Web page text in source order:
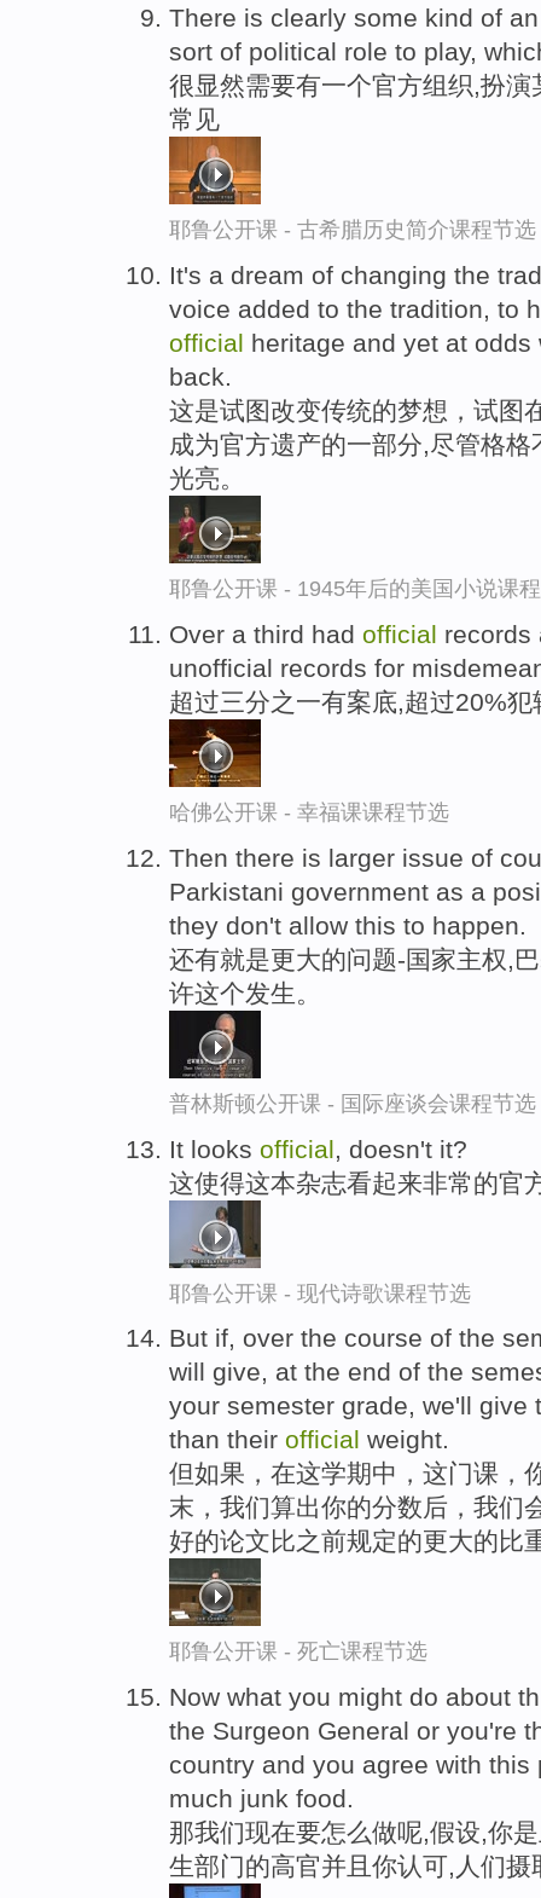
There is clearly some kind of
sort of political role to play,
很显然需要有一个官方组织,扮
常见
耶鲁公开课 - 古希腊历史简介课程节选
It's a dream of changing the
voice added to the tradition, to
official heritage and yet at
back.
这是试图改变传统的梦想，试图
成为官方遗产的一部分,尽管格
光亮。
耶鲁公开课 - 1945年后的美国小说课
Over a third had official records
unofficial records for
超过三分之一有案底,超过20%
哈佛公开课 - 幸福课课程节选
Then there is larger issue of
Parkistani government as a
they don't allow this to happen.
还有就是更大的问题-国家主权,
许这个发生。
普林斯顿公开课 - 国际座谈会课程节选
It looks official , doesn't it?
这使得这本杂志看起来非常的官
耶鲁公开课 - 现代诗歌课程节选
But if, over the course of the
will give, at the end of the
your semester grade, we'll give
than their official weight.
但如果，在这学期中，这门课，
末，我们算出你的分数后，我们
好的论文比之前规定的更大的比
耶鲁公开课 - 死亡课程节选
Now what you might do about
the Surgeon General or you're
country and you agree with
much junk food.
那我们现在要怎么做呢,假设,你
生部门的高官并且你认可,人们